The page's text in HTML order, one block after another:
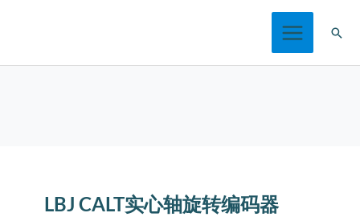
搜
LBJ CALT实心轴旋转编码器